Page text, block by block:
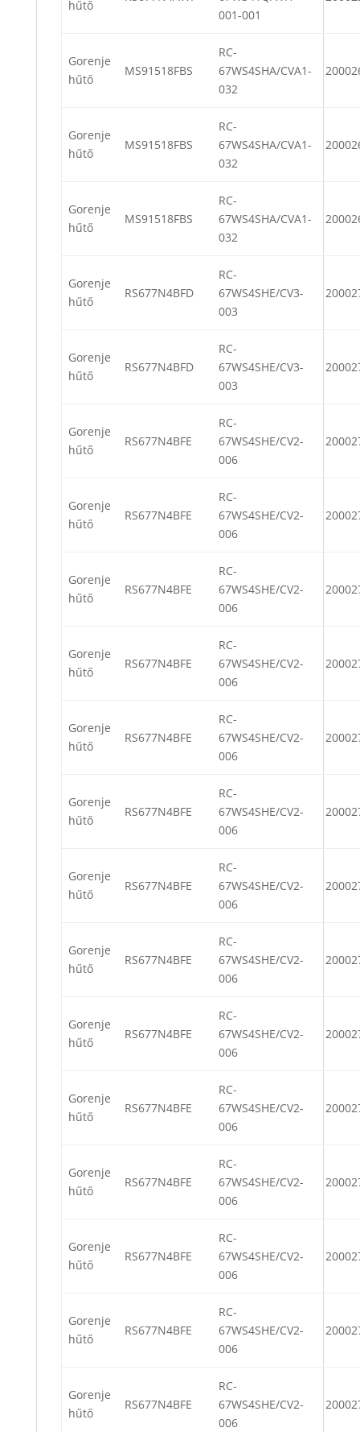
hűtő
001-001
Gorenje
hűtő
MS91518FBS
RC-
67WS4SHA/CVA1-
032
Gorenje
hűtő
MS91518FBS
RC-
67WS4SHA/CVA1-
032
Gorenje
hűtő
MS91518FBS
RC-
67WS4SHA/CVA1-
032
Gorenje
hűtő
RS677N4BFD
RC-
67WS4SHE/CV3-
003
Gorenje
hűtő
RS677N4BFD
RC-
67WS4SHE/CV3-
003
Gorenje
hűtő
RS677N4BFE
RC-
67WS4SHE/CV2-
006
Gorenje
hűtő
RS677N4BFE
RC-
67WS4SHE/CV2-
006
Gorenje
hűtő
RS677N4BFE
RC-
67WS4SHE/CV2-
006
Gorenje
hűtő
RS677N4BFE
RC-
67WS4SHE/CV2-
006
Gorenje
hűtő
RS677N4BFE
RC-
67WS4SHE/CV2-
006
Gorenje
hűtő
RS677N4BFE
RC-
67WS4SHE/CV2-
006
Gorenje
hűtő
RS677N4BFE
RC-
67WS4SHE/CV2-
006
Gorenje
hűtő
RS677N4BFE
RC-
67WS4SHE/CV2-
006
Gorenje
hűtő
RS677N4BFE
RC-
67WS4SHE/CV2-
006
Gorenje
hűtő
RS677N4BFE
RC-
67WS4SHE/CV2-
006
Gorenje
hűtő
RS677N4BFE
RC-
67WS4SHE/CV2-
006
Gorenje
hűtő
RS677N4BFE
RC-
67WS4SHE/CV2-
006
Gorenje
hűtő
RS677N4BFE
RC-
67WS4SHE/CV2-
006
Gorenje
hűtő
RS677N4BFE
RC-
67WS4SHE/CV2-
006